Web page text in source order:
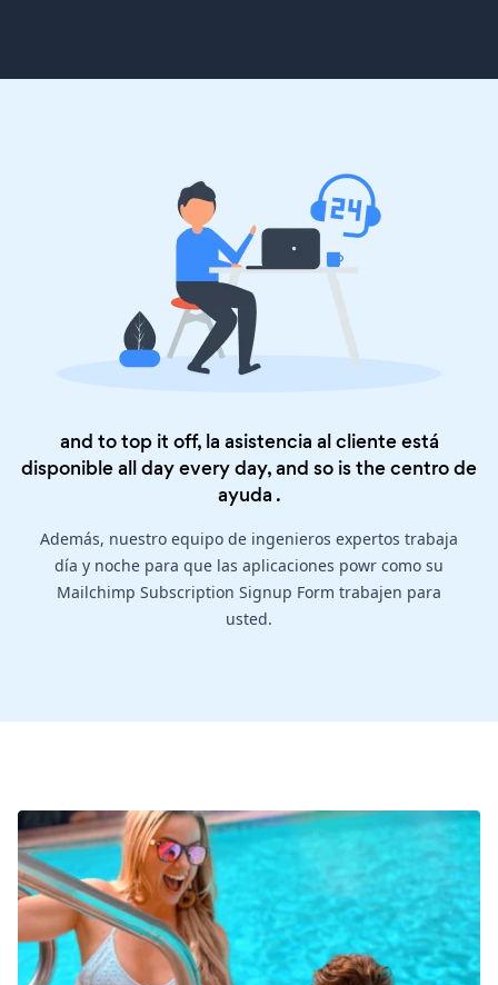
and to top it off, la asistencia al cliente está
disponible all day every day, and so is thecentro de
ayuda .
Además, nuestro equipo de ingenieros expertos trabaja
día y noche para que las aplicaciones powr como su
Mailchimp Subscription Signup Form trabajen para
usted.